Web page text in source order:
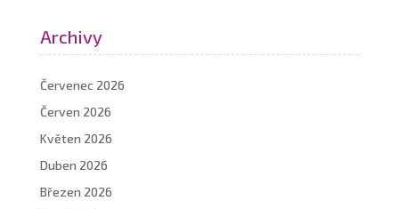
Archivy
Červenec 2026
Červen 2026
Květen 2026
Duben 2026
Březen 2026